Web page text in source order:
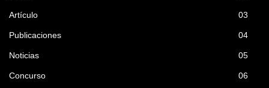
Artículo 03
Publicaciones 04
Noticias 05
Concurso 06